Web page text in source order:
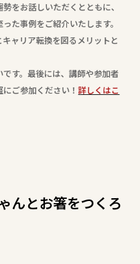
をお話しいただくとともに、
た事例をご紹介いたします。
ャリア転換を図るメリットと
す。最後には、講師や参加者
にご参加ください！詳しくはこ
んとお箸をつくろ